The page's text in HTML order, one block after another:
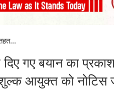
दिए गए बयान का
आयुक्त को नोटिस